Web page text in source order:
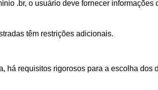
.br, o usuário deve fornecer
têm restrições adicionais.
requisitos rigorosos para a escolha